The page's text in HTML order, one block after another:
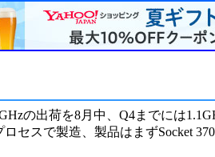
の出荷を8月中、Q4までには
セスで製造、製品はまずSocket